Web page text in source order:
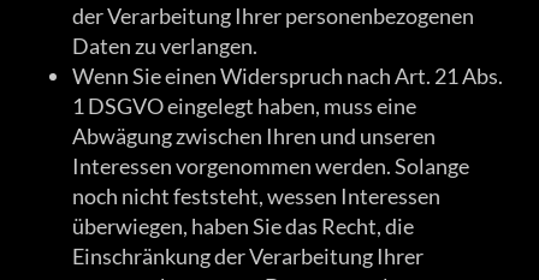
der Verarbeitung Ihrer personenbezogenen
Daten zu verlangen.
Wenn Sie einen Widerspruch nach Art. 21 Abs.
1 DSGVO eingelegt haben, muss eine
Abwägung zwischen Ihren und unseren
Interessen vorgenommen werden. Solange
noch nicht feststeht, wessen Interessen
überwiegen, haben Sie das Recht, die
Einschränkung der Verarbeitung Ihrer